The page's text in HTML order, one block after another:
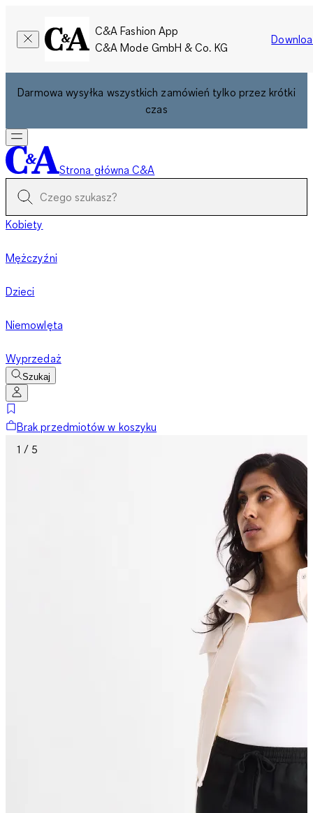
C&A Fashion App
C&A Mode GmbH & Co. KG
Darmowa wysyłka wszystkich zamówień tylko przez krótki
czas
Strona główna C&A
Kobiety
Mężczyźni
Dzieci
Niemowlęta
Wyprzedaż
Szukaj
Brak przedmiotów w koszyku
1 / 5